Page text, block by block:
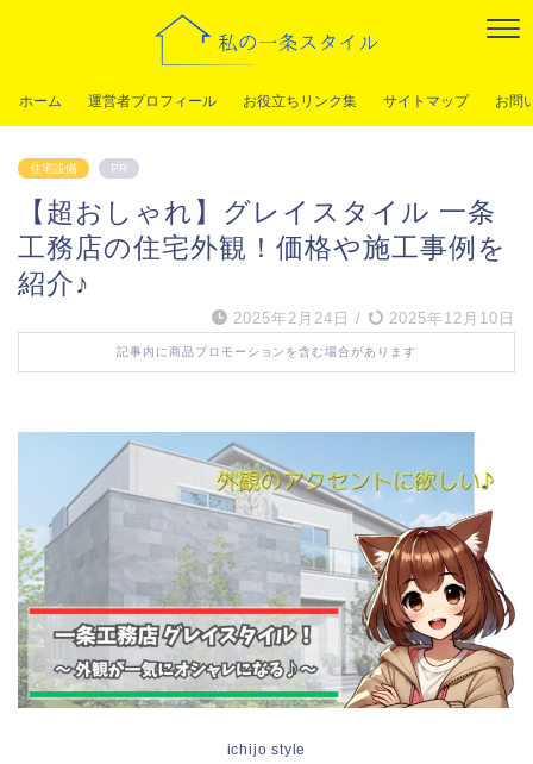
ホーム 運営者プロフィール お役立ちリンク集 サイトマップ お問
住宅設備 PR
【超おしゃれ】グレイスタイル 一条
工務店の住宅外観！価格や施工事例を
紹介♪
2025年2月24日 / 2025年12月10日
記事内に商品プロモーションを含む場合があります
ichijo style